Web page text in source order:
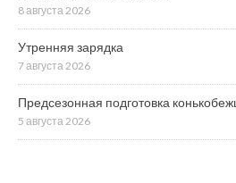
8 августа 2026
Утренняя зарядка
7 августа 2026
Предсезонная подготовка
5 августа 2026